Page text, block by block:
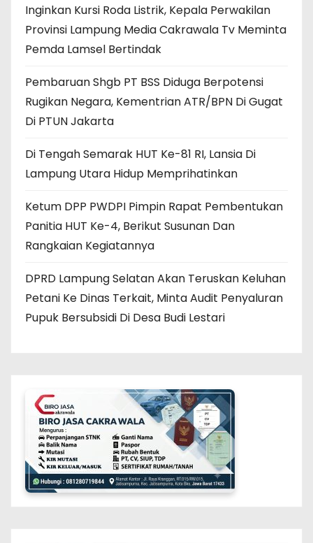
Inginkan Kursi Roda Listrik, Kepala Perwakilan
Provinsi Lampung Media Cakrawala Tv Meminta
Pemda Lamsel Bertindak
Pembaruan Shgb PT BSS Diduga Berpotensi
Rugikan Negara, Kementrian ATR/BPN Di Gugat
Di PTUN Jakarta
Di Tengah Semarak HUT Ke-81 RI, Lansia Di
Lampung Utara Hidup Memprihatinkan
Ketum DPP PWDPI Pimpin Rapat Pembentukan
Panitia HUT Ke-4, Berikut Susunan Dan
Rangkaian Kegiatannya
DPRD Lampung Selatan Akan Teruskan Keluhan
Petani Ke Dinas Terkait, Minta Audit Penyaluran
Pupuk Bersubsidi Di Desa Budi Lestari